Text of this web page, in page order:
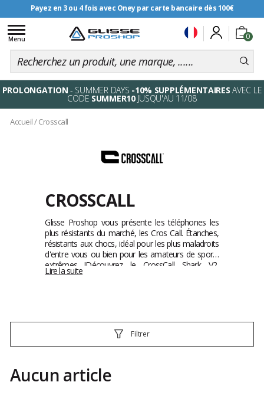
Payez en 3 ou 4 fois avec Oney par carte bancaire dès 100€
Livraison offerte dès 99€
0
Toggle
navigation
Menu
PROLONGATION - SUMMER DAYS -10% SUPPLÉMENTAIRES AVEC LE
CODE SUMMER10JUSQU'AU 11/08
Accueil/Crosscall
CROSSCALL
Glisse Proshop vous présente les téléphones les
plus résistants du marché, les Cros Call. Étanches,
résistants aux chocs, idéal pour les plus maladroits
d'entre vous ou bien pour les amateurs de sports
extrêmes !Découvrez le CrossCall Shark V2,
Odyssey, Trekker X1.
Lire la suite
Filtrer
Aucun article